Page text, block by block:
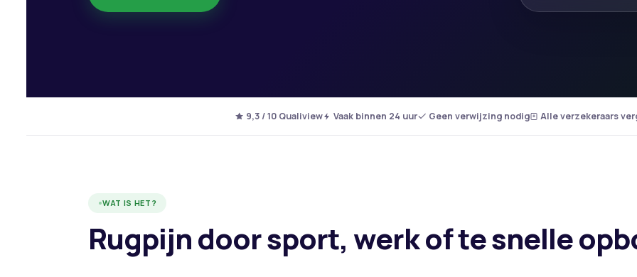
9,3 / 10 Qualiview Vaak binnen 24 uur Geen verwijzing nodig Alle verzekeraars
WAT IS HET?
Rugpijn door sport, werk of te snelle